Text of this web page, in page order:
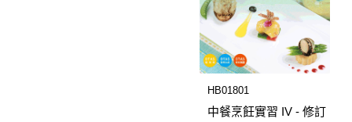
HB01801
中餐烹飪實習 IV - 修訂